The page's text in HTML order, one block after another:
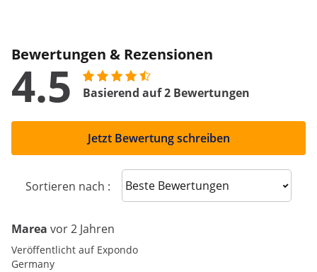
Bewertungen & Rezensionen
4.5 Basierend auf 2 Bewertungen
Jetzt Bewertung schreiben
Sortieren nach : Sort reviews
Marea vor 2 Jahren
Veröffentlicht auf Expondo
Germany